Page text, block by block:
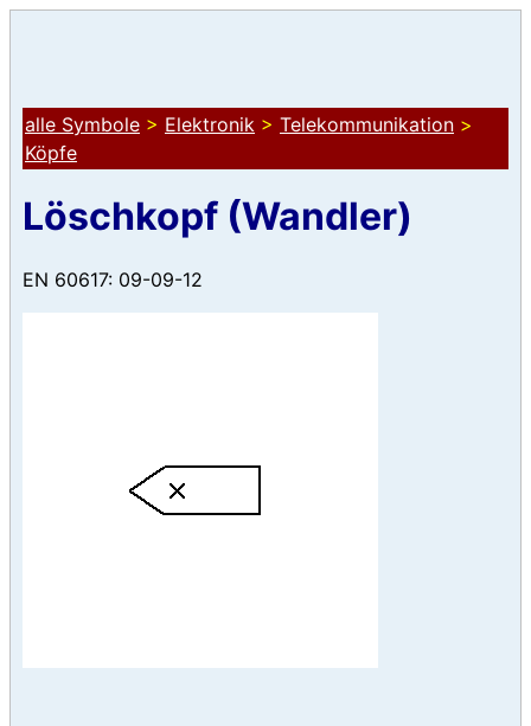
alle Symbole > Elektronik > Telekommunikation >
Köpfe
Löschkopf (Wandler)
EN 60617: 09-09-12